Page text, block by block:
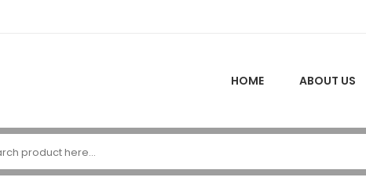
HOME ABOUT US